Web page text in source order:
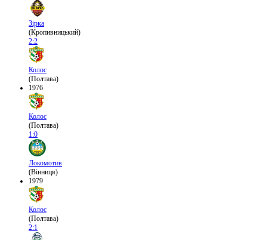
Зірка
(Кропивницький)
2:2
Колос
(Полтава)
1976
Колос
(Полтава)
1:0
Локомотив
(Вінниця)
1979
Колос
(Полтава)
2:1